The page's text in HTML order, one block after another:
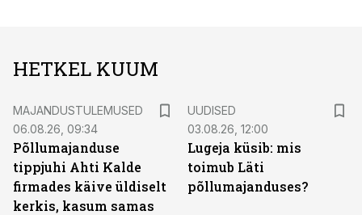
HETKEL KUUM
MAJANDUSTULEMUSED
06.08.26, 09:34
Põllumajanduse
tippjuhi Ahti Kalde
firmades käive üldiselt
kerkis, kasum samas
UUDISED
03.08.26, 12:00
Lugeja küsib: mis
toimub Läti
põllumajanduses?